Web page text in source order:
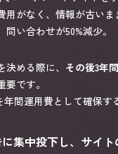
用がなく、情報が古いま
い合わせが50%減少。
決める際に、 その後3年
要です。
年間運用費として確保す
集中投下し、サイ